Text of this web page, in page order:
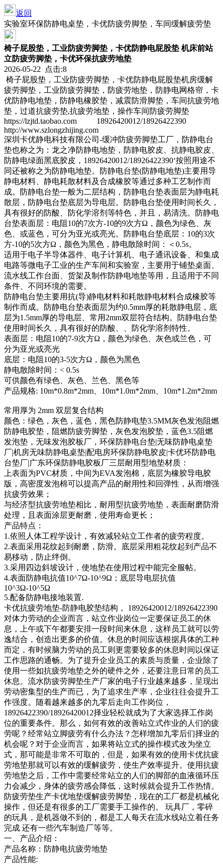
返回
实验室环保防静电桌垫，卡优防疲劳脚垫，车间缓解疲劳垫
椅子屁股垫，工业防疲劳脚垫，卡优防静电屁股垫 机床前站
立防疲劳脚垫，卡优环保抗疲劳地垫
2026-05-22 点击:8
椅子屁股垫，工业防疲劳脚垫，卡优防静电屁股垫机房缓解
疲劳脚垫，工业防疲劳脚垫，防疲劳地垫，防静电网格帘，卡
优防静电地垫，防静电橡胶垫，减震防滑脚垫，车间抗疲劳地
垫，过道抗疲劳垫,抗疲劳地垫，操作车间防疲劳脚垫
https://lzjtd.taobao.com 18926420012/18926422390
http://www.szlongzhijing.com
深圳卡优静电科技有限公司-缓冲防疲劳脚垫工厂，防静电台
垫也称之为：龙之净防静电地垫，防静电胶皮、抗静电胶皮、
防静电绿面黑底胶皮，18926420012/18926422390‘按照用途不
同还被称之为防静电地垫。防静电台垫(防静电地垫)主要用导
静电材料、静电耗散材料及合成橡胶等通过多种工艺制作而
成。防静电台垫一般为二层结构，防静电台垫表面层为静电耗
散层，防静电台垫底层为导电层。防静电台垫使用时间长久，
具有很好的防酸、防化学溶剂等特色，并且，易清洗。防静电
台垫表面层：电阻10的7次方-10的9次方Ω，颜色为绿色、灰
色、或蓝色，可分为亚光或亮光。防静电台垫底层：10的3次
方-10的5次方Ω，颜色为黑色，静电散除时间：＜0.5s。
适用于电子半导体器件、电子计算机、电子通讯设备、和集成
电路等微电子工业的生产车间和实验室，主要用于铺垫桌面、
流水线工作台面、货架及制作防静电地垫等用，且适用于不同
条件、不同环境的需要。
防静电台垫主要用抗(导)静电材料和耗散静电材料合成橡胶等
制作而成。防静电台垫表面层为约0.5mm厚的耗散静电层，底
层为1.5mm厚的导电层、常用2mm双层符合结构。防静电台垫
使用时间长久，具有很好的防酸、、防化学溶剂特性。
表面层：电阻10的7-9次方Ω，颜色为绿色、灰色或兰色，可
分为亚光或亮光
底层：电阻10的3-5次方Ω，颜色为黑色
静电散除时间：< 0.5s
可供颜色有绿色、灰色、兰色、黑色等
产品规格: 10m*0.8m*2mm、10m*1.0m*2mm、10m*1.2m*2mm
常用厚为 2mm 双层复合结构
颜色：绿色，灰色，蓝色，黑色防静电垫3.5MM灰色发泡阻燃
防静电胶垫，阻燃防疲劳脚垫，灰色发泡胶垫，蓝色3.5阻燃
发泡垫，无味发泡胶板厂，环保防静电台垫|无味防静电桌垫
厂|机房无味防静电桌垫|配电房环保防静电胶皮|卡优环防静电
台垫厂|广东环保防静电胶板厂三层耐用型地垫材质：
上表面为PVC材质，中间为EVA发泡棉，底层为橡胶导电胶
版，高密度发泡棉可以提高产品的耐用性和回弹性，从而增强
抗疲劳效果；
与经济型抗疲劳地垫相比，耐用型抗疲劳地垫，表面耐磨防滑
处理，且表面涂层更耐磨，使用寿命更长；
产品特点：
1.依照人体工程学设计，有效减轻站立工作者的疲劳程度。
2.表面采用花纹起到耐磨，防滑。底层采用粗花纹起到产品不
易移动，防止绊倒。
3.采用四边斜坡设计，使地垫在使用过程中能完全服帖。
4.表面防静电抗值10^7Ω-10^9Ω；底层导电层抗值
10^3Ω-10^5Ω
5.配备防静电接地装置.
卡优抗疲劳地垫-防静电胶垫结构， 18926420012/18926422390
对体力劳动的企业而言，站立作业岗位一定要保证员工的休
息，上午或下午都要安排一段时间来休息，这样员工就可以劳
逸结合，创造出更多的价值。休息的时间应该根据具体的工种
而定，有时候脑力劳动的员工则更需要较多的休息时间以保证
工作思路的通畅。为了提升企业员工的素质与质量，企业除了
使用一些如抗疲劳地垫之外的硬件之外，还要注意日常的员工
休息。流水防疲劳脚垫生产厂家的电子行业越来越多，呈现出
劳动密集型的生产而已，为了追求生产率，企业往往会提升工
作强度。随着越来越多的九零后走向工作岗位，
18926422390/18926420012择业轻松就成为了大家选择工作岗
位的重要条件。那么，如何有效的改善站立式作业的人们的疲
劳呢？经常站立脚疲劳有什么办法？怎样增加九零后们择业的
机会呢？对于企业而言，如果将站立式的操作模式改为坐立
式，那可能是非常不可取的，但是，如果有效的使用卡优抗疲
劳地垫那就可以有效的缓解疲劳，使生产效率提升。使用抗疲
劳地垫之后，工作中需要经常站立的人们的脚部的血液循环压
力会减少，身体的疲劳感会降低，这时候就会提升工作热情。
防疲劳垫生产卡优地垫缓解疲劳脚垫，现在的工厂都是机械化
操作，但还是有很多的工厂需要手工操作的。 玩具厂，零碎
的玩具，是机器做不到的，都是工人每天在流水线站立着任务
完成 还有一些汽车制造厂等等。
一、产品介绍：
产品名称：防静电抗疲劳地垫
产品性能: